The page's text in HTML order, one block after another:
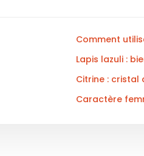
Comment
Lapis lazuli :
Citrine : cristal
Caractère